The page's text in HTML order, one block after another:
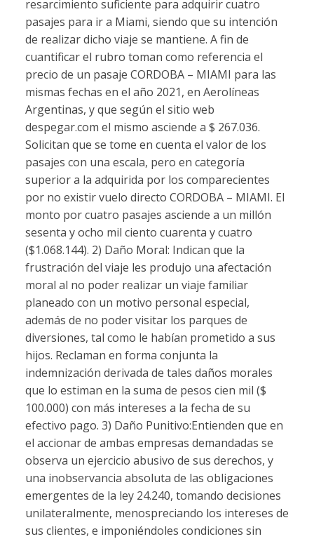
resarcimiento suficiente para adquirir cuatro
pasajes para ir a Miami, siendo que su intención
de realizar dicho viaje se mantiene. A fin de
cuantificar el rubro toman como referencia el
precio de un pasaje CORDOBA – MIAMI para las
mismas fechas en el año 2021, en Aerolíneas
Argentinas, y que según el sitio web
despegar.com el mismo asciende a $ 267.036.
Solicitan que se tome en cuenta el valor de los
pasajes con una escala, pero en categoría
superior a la adquirida por los comparecientes
por no existir vuelo directo CORDOBA – MIAMI. El
monto por cuatro pasajes asciende a un millón
sesenta y ocho mil ciento cuarenta y cuatro
($1.068.144). 2) Daño Moral: Indican que la
frustración del viaje les produjo una afectación
moral al no poder realizar un viaje familiar
planeado con un motivo personal especial,
además de no poder visitar los parques de
diversiones, tal como le habían prometido a sus
hijos. Reclaman en forma conjunta la
indemnización derivada de tales daños morales
que lo estiman en la suma de pesos cien mil ($
100.000) con más intereses a la fecha de su
efectivo pago. 3) Daño Punitivo:Entienden que en
el accionar de ambas empresas demandadas se
observa un ejercicio abusivo de sus derechos, y
una inobservancia absoluta de las obligaciones
emergentes de la ley 24.240, tomando decisiones
unilateralmente, menospreciando los intereses de
sus clientes, e imponiéndoles condiciones sin